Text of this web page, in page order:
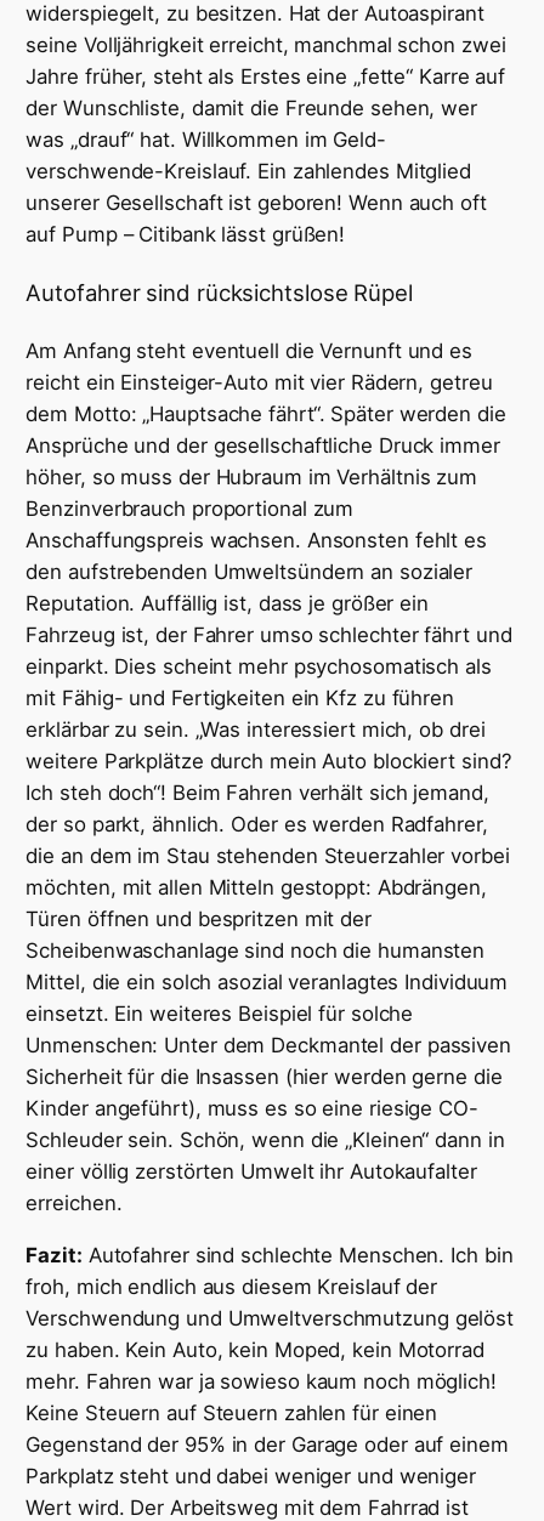
widerspiegelt, zu besitzen. Hat der Autoaspirant
seine Volljährigkeit erreicht, manchmal schon zwei
Jahre früher, steht als Erstes eine „fette“ Karre auf
der Wunschliste, damit die Freunde sehen, wer
was „drauf“ hat. Willkommen im Geld-
verschwende-Kreislauf. Ein zahlendes Mitglied
unserer Gesellschaft ist geboren! Wenn auch oft
auf Pump – Citibank lässt grüßen!
Autofahrer sind rücksichtslose Rüpel
Am Anfang steht eventuell die Vernunft und es
reicht ein Einsteiger-Auto mit vier Rädern, getreu
dem Motto: „Hauptsache fährt“. Später werden die
Ansprüche und der gesellschaftliche Druck immer
höher, so muss der Hubraum im Verhältnis zum
Benzinverbrauch proportional zum
Anschaffungspreis wachsen. Ansonsten fehlt es
den aufstrebenden Umweltsündern an sozialer
Reputation. Auffällig ist, dass je größer ein
Fahrzeug ist, der Fahrer umso schlechter fährt und
einparkt. Dies scheint mehr psychosomatisch als
mit Fähig- und Fertigkeiten ein Kfz zu führen
erklärbar zu sein. „Was interessiert mich, ob drei
weitere Parkplätze durch mein Auto blockiert sind?
Ich steh doch“! Beim Fahren verhält sich jemand,
der so parkt, ähnlich. Oder es werden Radfahrer,
die an dem im Stau stehenden Steuerzahler vorbei
möchten, mit allen Mitteln gestoppt: Abdrängen,
Türen öffnen und bespritzen mit der
Scheibenwaschanlage sind noch die humansten
Mittel, die ein solch asozial veranlagtes Individuum
einsetzt. Ein weiteres Beispiel für solche
Unmenschen: Unter dem Deckmantel der passiven
Sicherheit für die Insassen (hier werden gerne die
Kinder angeführt), muss es so eine riesige CO-
Schleuder sein. Schön, wenn die „Kleinen“ dann in
einer völlig zerstörten Umwelt ihr Autokaufalter
erreichen.
Fazit: Autofahrer sind schlechte Menschen. Ich bin
froh, mich endlich aus diesem Kreislauf der
Verschwendung und Umweltverschmutzung gelöst
zu haben. Kein Auto, kein Moped, kein Motorrad
mehr. Fahren war ja sowieso kaum noch möglich!
Keine Steuern auf Steuern zahlen für einen
Gegenstand der 95% in der Garage oder auf einem
Parkplatz steht und dabei weniger und weniger
Wert wird. Der Arbeitsweg mit dem Fahrrad ist